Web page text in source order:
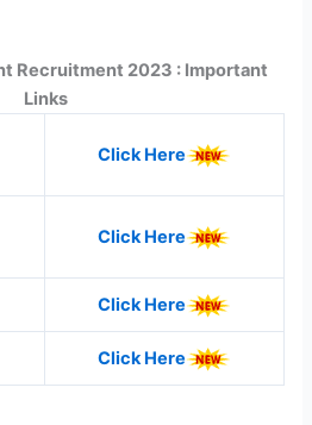
Recruitment 2023 : Important
Links
Click Here
Click Here
Click Here
Click Here